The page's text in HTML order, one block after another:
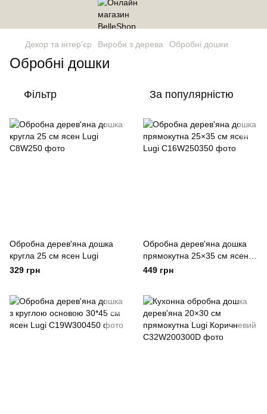
Декор та інтер'єр Вироби з дерева Обробні дошки
Обробні дошки
Фільтр За популярністю
Обробна дерев'яна дошка
кругла 25 см ясен Lugi
329 грн
Обробна дерев'яна дошка
прямокутна 25×35 см ясен
Lugi
449 грн